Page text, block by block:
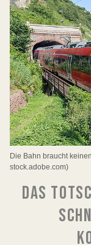
Die Bahn braucht
stock.adobe.com)
DAS